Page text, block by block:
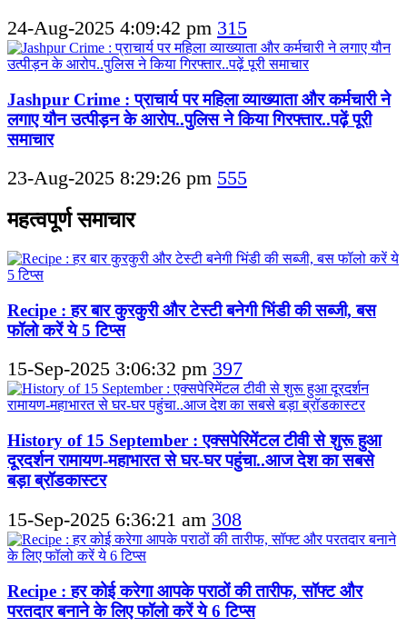
24-Aug-2025 4:09:42 pm 315
Jashpur Crime : प्राचार्य पर महिला व्याख्याता और कर्मचारी ने
लगाए यौन उत्पीड़न के आरोप..पुलिस ने किया गिरफ्तार..पढ़ें पूरी
समाचार
23-Aug-2025 8:29:26 pm 555
महत्वपूर्ण समाचार
Recipe : हर बार कुरकुरी और टेस्टी बनेगी भिंडी की सब्जी, बस
फॉलो करें ये 5 टिप्स
15-Sep-2025 3:06:32 pm 397
History of 15 September : एक्सपेरिमेंटल टीवी से शुरू हुआ
दूरदर्शन रामायण-महाभारत से घर-घर पहुंचा..आज देश का सबसे
बड़ा ब्रॉडकास्टर
15-Sep-2025 6:36:21 am 308
Recipe : हर कोई करेगा आपके पराठों की तारीफ, सॉफ्ट और
परतदार बनाने के लिए फॉलो करें ये 6 टिप्स